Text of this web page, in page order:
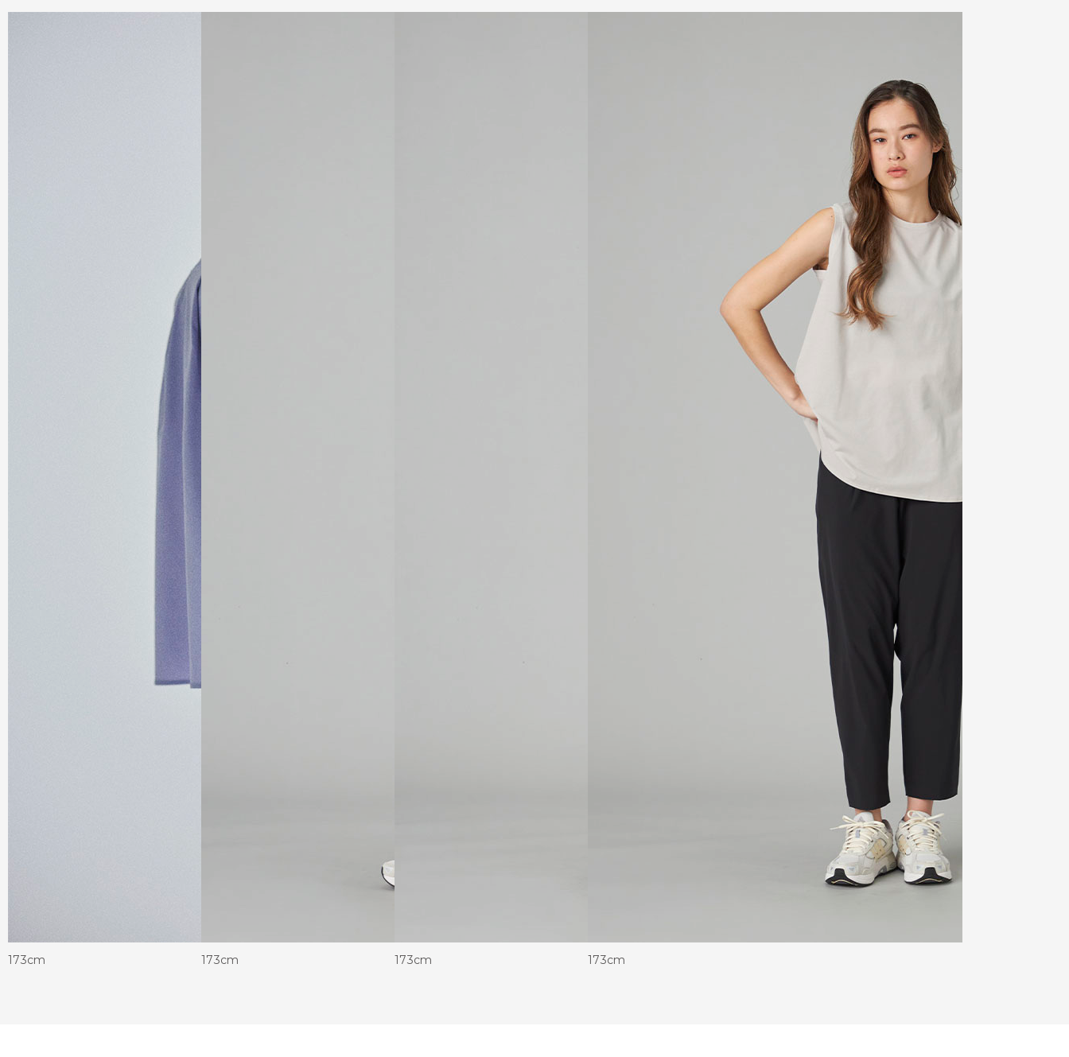
173cm 173cm 173cm 173cm